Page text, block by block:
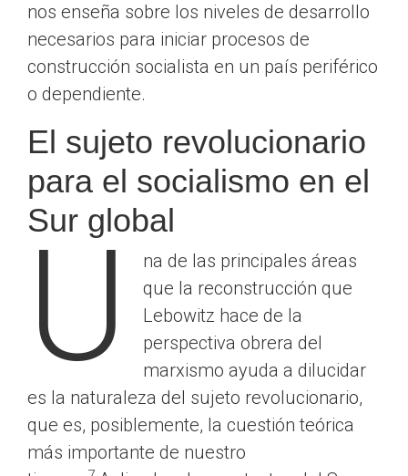
nos enseña sobre los niveles de desarrollo
necesarios para iniciar procesos de
construcción socialista en un país periférico
o dependiente.
El sujeto revolucionario
para el socialismo en el
Sur global
U
na de las principales áreas
que la reconstrucción que
Lebowitz hace de la
perspectiva obrera del
marxismo ayuda a dilucidar
es la naturaleza del sujeto revolucionario,
que es, posiblemente, la cuestión teórica
más importante de nuestro